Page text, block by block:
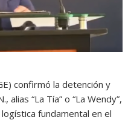
confirmó la detención y
alias “La Tía” o “La Wendy”,
fundamental en el